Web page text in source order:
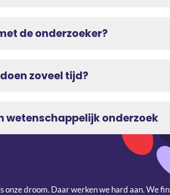
de onderzoeker?
zoveel tijd?
wetenschappelijk onderzoek
onze droom. Daar werken we hard aan. We